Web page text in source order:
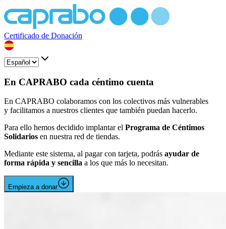
Certificado de Donación
En CAPRABO cada céntimo cuenta
En CAPRABO colaboramos con los colectivos más vulnerables
y facilitamos a nuestros clientes que también puedan hacerlo.
Para ello hemos decidido implantar el Programa de Céntimos
Solidarios en nuestra red de tiendas.
Mediante este sistema, al pagar con tarjeta, podrás ayudar de
forma rápida y sencilla a los que más lo necesitan.
Empieza a donar